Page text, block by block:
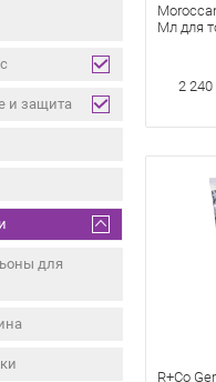
и защита
для
Мл для
2 240
R+Co